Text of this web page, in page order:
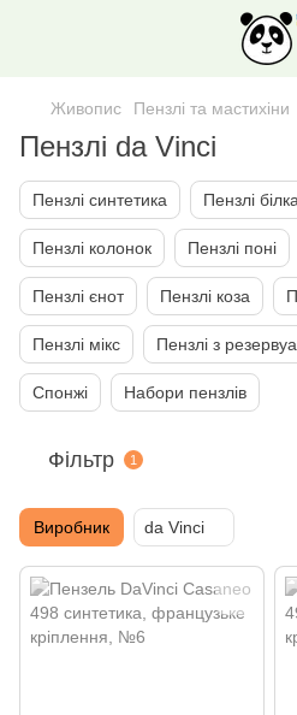
Живопис Пензлі та мастихіни
Пензлі da Vinci
Пензлі синтетика Пензлі білка
Пензлі колонок Пензлі поні
Пензлі єнот Пензлі коза
Пензлі мiкс Пензлі з
Спонжi Набори пензлiв
Фільтр 1
Виробник da Vinci